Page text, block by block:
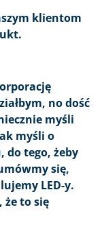
klientom
no dość
myśli
myśli o
do tego, żeby
się,
LED-y.
że to się